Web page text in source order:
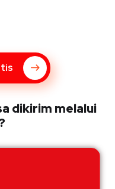
dikirim melalui